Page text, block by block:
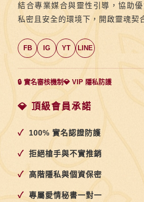
結合專業媒合與靈性引導，協助
私密且安全的環境下，開啟靈魂契
FB IG YT LINE
🔒 實名審核機制💎 VIP 隱私防護
💎 頂級會員承諾
✓ 100% 實名認證防護
✓ 拒絕槍手與不實推銷
✓ 高階隱私與個資保密
✓ 專屬愛情秘書一對一